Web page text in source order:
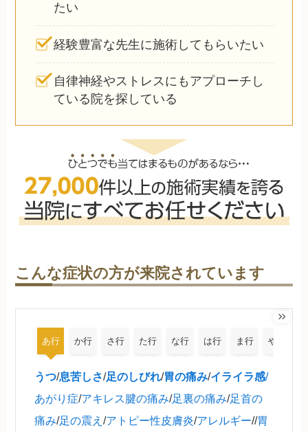
たい
経験豊富な先生に施術してもらいたい
自律神経やストレスにもアプローチし
ている院を探している
こんな症状の方が来院されています
あ行 か行 さ行 た行 な行 は行 ま行 や行
うつ/息苦しさ/足のしびれ/胃の痛み/イライラ感/
あがり症/アキレス腱の痛み/足裏の痛み/足首の
痛み/足の震え/アトピー性皮膚炎/アレルギー//胃